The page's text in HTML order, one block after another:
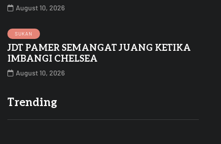
August 10, 2026
SUKAN
JDT PAMER SEMANGAT JUANG KETIKA
IMBANGI CHELSEA
August 10, 2026
Trending